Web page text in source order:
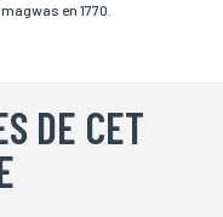
en 1770.
DE CET